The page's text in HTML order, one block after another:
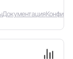
Документация